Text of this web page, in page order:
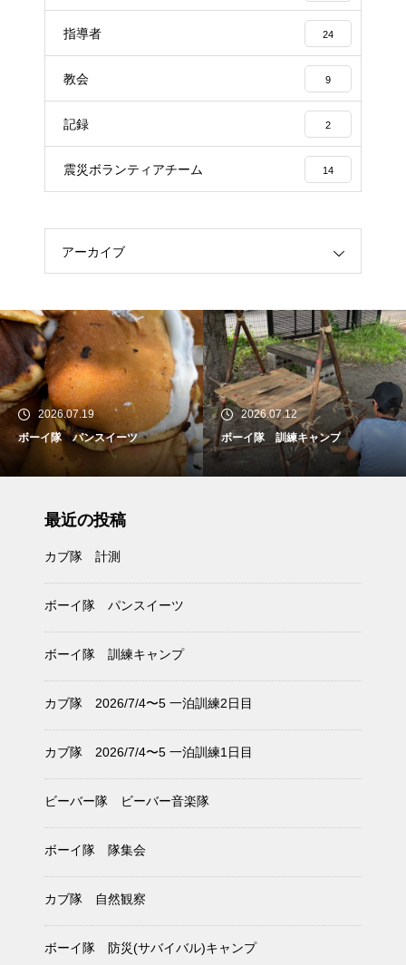
指導者 24
教会 9
記録 2
震災ボランティアチーム 14
アーカイブ
2026.07.19
ボーイ隊 パンスイーツ
2026.07.12
ボーイ隊 訓練キャンプ
最近の投稿
カブ隊 計測
ボーイ隊 パンスイーツ
ボーイ隊 訓練キャンプ
カブ隊 2026/7/4〜5 一泊訓練2日目
カブ隊 2026/7/4〜5 一泊訓練1日目
ビーバー隊 ビーバー音楽隊
ボーイ隊 隊集会
カブ隊 自然観察
ボーイ隊 防災(サバイバル)キャンプ